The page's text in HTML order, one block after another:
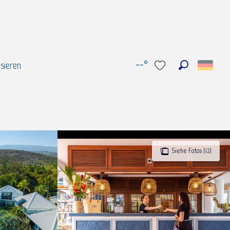
--°
Siehe Fotos (12)